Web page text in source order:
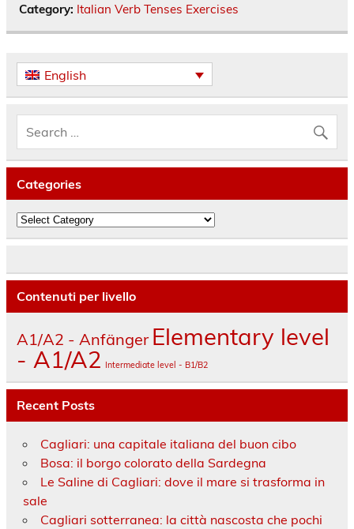
Category: Italian Verb Tenses Exercises
English
Categories
Categories
Contenuti per livello
A1/A2 - Anfänger Elementary level
- A1/A2 Intermediate level - B1/B2
Recent Posts
Cagliari: una capitale italiana del buon cibo
Bosa: il borgo colorato della Sardegna
Le Saline di Cagliari: dove il mare si trasforma in
sale
Cagliari sotterranea: la città nascosta che pochi